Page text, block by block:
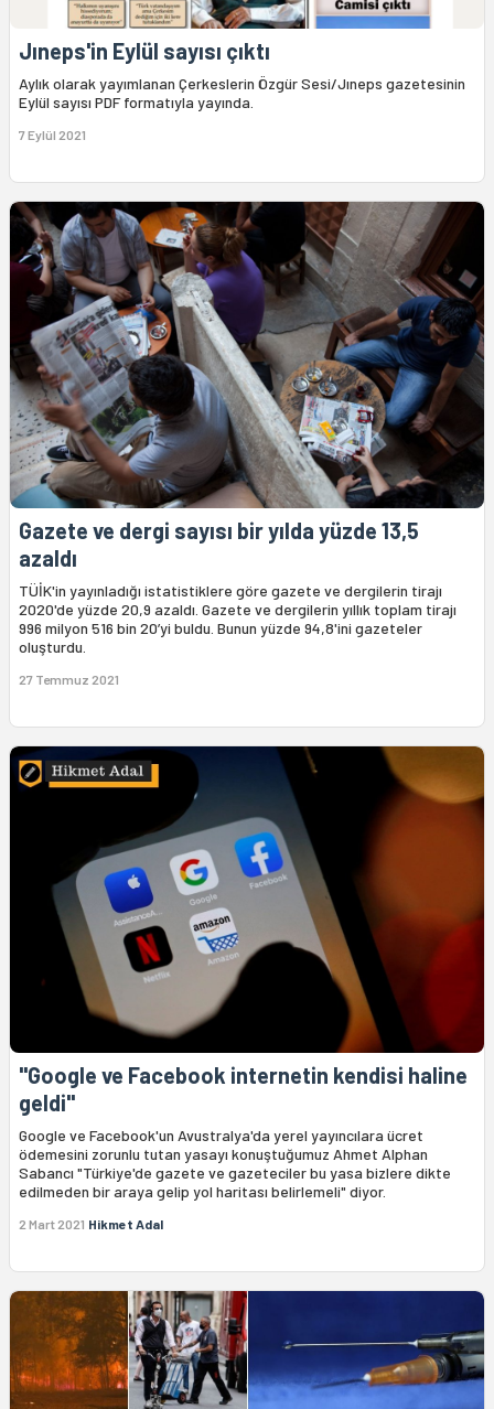
Jıneps'in Eylül sayısı çıktı
Aylık olarak yayımlanan Çerkeslerin Özgür Sesi/Jıneps gazetesinin
Eylül sayısı PDF formatıyla yayında.
7 Eylül 2021
Gazete ve dergi sayısı bir yılda yüzde 13,5
azaldı
TÜİK'in yayınladığı istatistiklere göre gazete ve dergilerin tirajı
2020'de yüzde 20,9 azaldı. Gazete ve dergilerin yıllık toplam tirajı
996 milyon 516 bin 20’yi buldu. Bunun yüzde 94,8'ini gazeteler
oluşturdu.
27 Temmuz 2021
"Google ve Facebook internetin kendisi haline
geldi"
Google ve Facebook'un Avustralya'da yerel yayıncılara ücret
ödemesini zorunlu tutan yasayı konuştuğumuz Ahmet Alphan
Sabancı "Türkiye'de gazete ve gazeteciler bu yasa bizlere dikte
edilmeden bir araya gelip yol haritası belirlemeli" diyor.
2 Mart 2021 Hikmet Adal